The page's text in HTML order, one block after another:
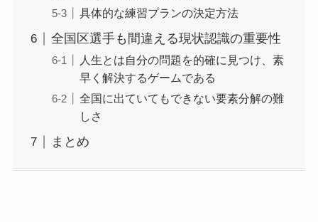
具体的な練習プランの決定方法
全国区選手も間違える現状認識の重要性
人生とは自分の問題を的確に見つけ、素
早く解決するゲームである
全国に出ていてもできない要素分解の難
しさ
まとめ